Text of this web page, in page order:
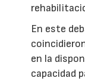
En este
en la
capacidad